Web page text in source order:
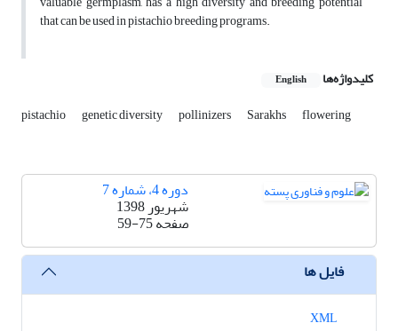
that can be used in pistachio breeding programs.
کلیدواژه‌ها English
pistachio genetic diversity pollinizers Sarakhs flowering
دوره 4، شماره 7
شهریور 1398
صفحه59-75
فایل ها